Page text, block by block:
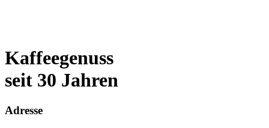
Kaffeegenuss
seit 30 Jahren
Adresse